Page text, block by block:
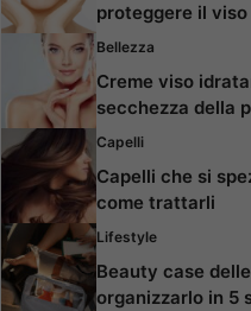
proteggere il
Bellezza
Creme viso
secchezza della
Capelli
Capelli che si
come trattarli
Lifestyle
Beauty case
organizzarlo in 5